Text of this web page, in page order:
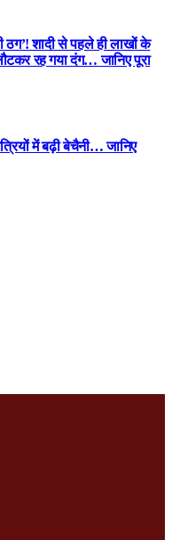
शादी से पहले ही लाखों के
रह गया दंग… जानिए पूरा
में बढ़ी बेचैनी… जानिए